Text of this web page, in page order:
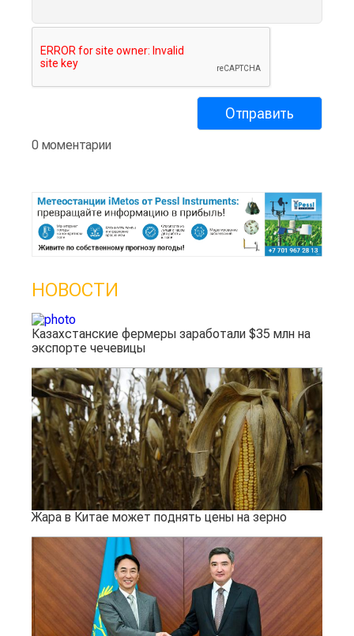
0 моментарии
НОВОСТИ
Казахстанские фермеры заработали $35 млн на
экспорте чечевицы
Жара в Китае может поднять цены на зерно